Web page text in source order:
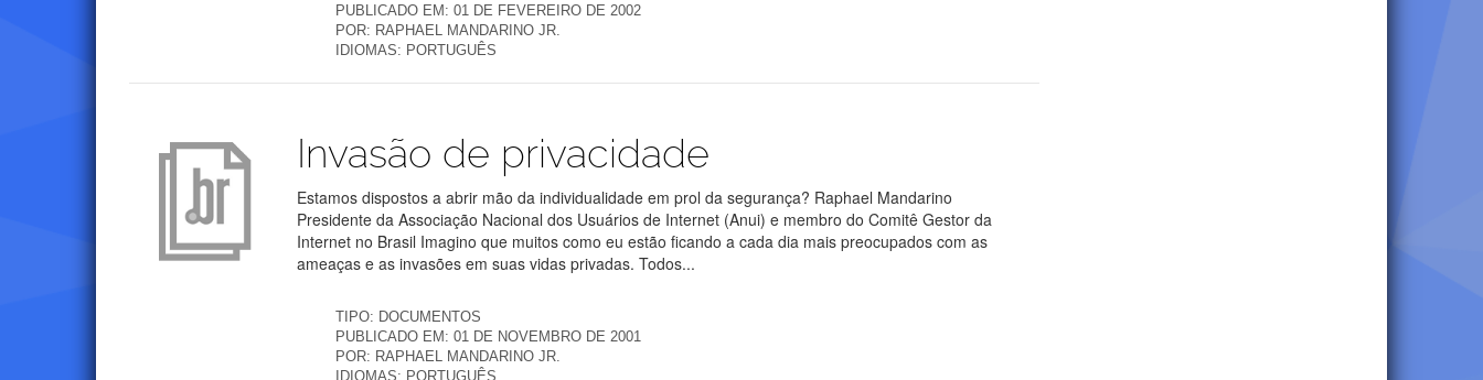
PUBLICADO EM: 01 DE FEVEREIRO DE 2002
POR: RAPHAEL MANDARINO JR.
IDIOMAS: PORTUGUÊS
PublicaçõesInvasão de privacidade
Estamos dispostos a abrir mão da individualidade em prol da segurança? Raphael Mandarino
Presidente da Associação Nacional dos Usuários de Internet (Anui) e membro do Comitê Gestor da
Internet no Brasil Imagino que muitos como eu estão ficando a cada dia mais preocupados com as
ameaças e as invasões em suas vidas privadas. Todos...
TIPO: DOCUMENTOS
PUBLICADO EM: 01 DE NOVEMBRO DE 2001
POR: RAPHAEL MANDARINO JR.
IDIOMAS: PORTUGUÊS